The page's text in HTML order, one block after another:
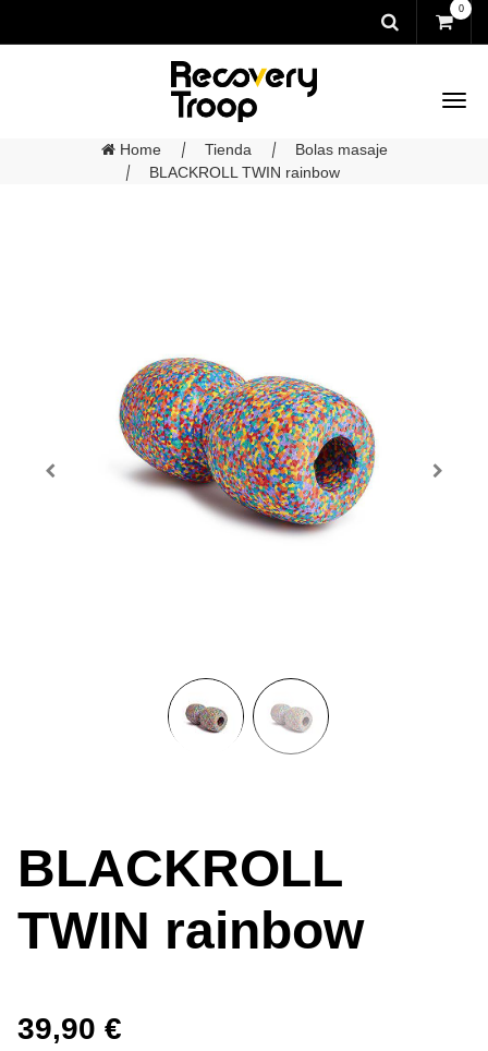
0
Home Tienda
Bolas masaje
BLACKROLL TWIN rainbow
BLACKROLL
TWIN rainbow
39,90 €